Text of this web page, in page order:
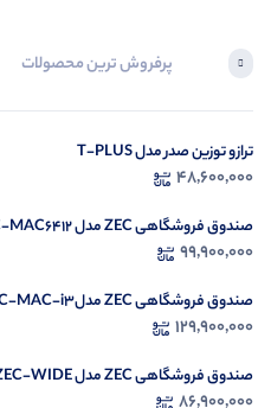
پرفروش ترین محصولات
ترازو توزین صدر مدل T-PLUS
48,600,000
صندوق فروشگاهی ZEC مدل ZEC-MAC6412 رنگ سفید/مشکی
99,900,000
صندوق فروشگاهی ZEC مدلZEC-MAC-i3 رنگ سفید/مشکی
129,900,000
صندوق فروشگاهی ZEC مدل ZEC-WIDE مشکی